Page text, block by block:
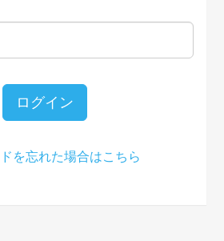
ログイン
を忘れた場合はこちら